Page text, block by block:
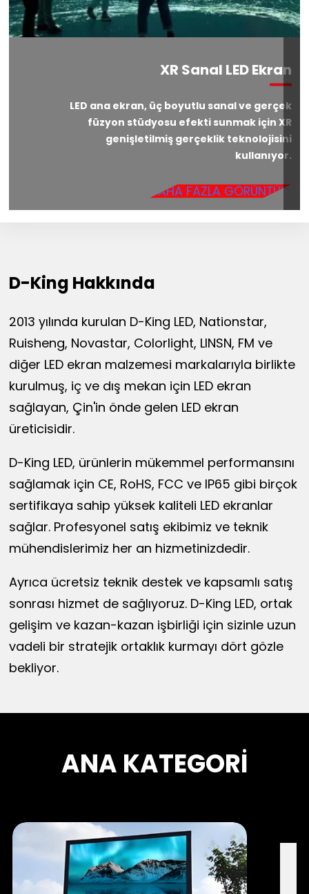
XR Sanal LED Ekran
LED ana ekran, üç boyutlu sanal ve gerçek
füzyon stüdyosu efekti sunmak için XR
genişletilmiş gerçeklik teknolojisini
kullanıyor.
DAHA FAZLA GÖRÜNTÜLE
D-King Hakkında
2013 yılında kurulan D-King LED, Nationstar,
Ruisheng, Novastar, Colorlight, LINSN, FM ve
diğer LED ekran malzemesi markalarıyla birlikte
kurulmuş, iç ve dış mekan için LED ekran
sağlayan, Çin'in önde gelen LED ekran
üreticisidir.
D-King LED, ürünlerin mükemmel performansını
sağlamak için CE, RoHS, FCC ve IP65 gibi birçok
sertifikaya sahip yüksek kaliteli LED ekranlar
sağlar. Profesyonel satış ekibimiz ve teknik
mühendislerimiz her an hizmetinizdedir.
Ayrıca ücretsiz teknik destek ve kapsamlı satış
sonrası hizmet de sağlıyoruz. D-King LED, ortak
gelişim ve kazan-kazan işbirliği için sizinle uzun
vadeli bir stratejik ortaklık kurmayı dört gözle
bekliyor.
ANA KATEGORİ